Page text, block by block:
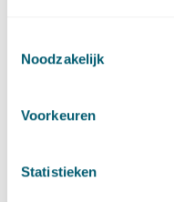
Noodzakelijk
Voorkeuren
Statistieken
een onevenredige
De vraag of de wetgever
ogen heeft gezien laat
hoog: pas als in de